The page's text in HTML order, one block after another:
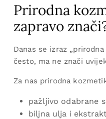
Prirodna
zapravo
Danas se izraz
često, ma ne znači
Za nas prirodna
pažljivo odabrane
biljna ulja i